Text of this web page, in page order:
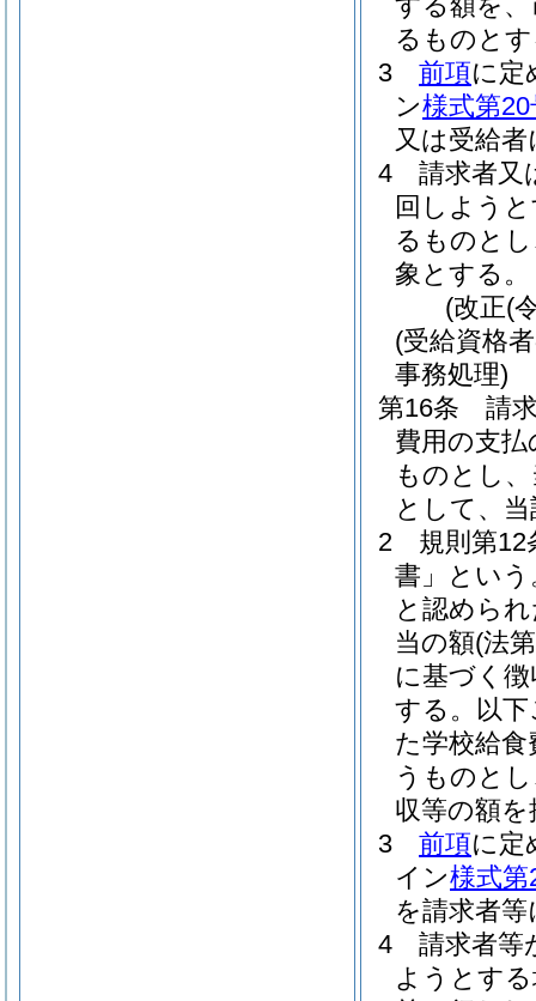
るものと
3
前項に定
ン様式第20
又は受給
4
請求者又
回しよう
るものと
象とする。
(改正(
(受給資格
事務処理)
第16条
請
費用の支
ものとし
として、
2
規則第
書」という
と認めら
当の額(法
に基づく
する。以
た学校給
うものと
収等の額
3
前項に定
イン様式第
を請求者
4
請求者等
ようとす